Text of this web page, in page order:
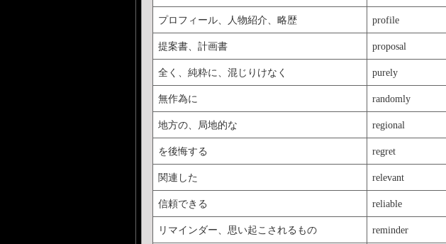
プロフィール、人物紹介、略歴 profile
提案書、計画書 proposal
全く、純粋に、混じりけなく purely
無作為に randomly
地方の、局地的な regional
を後悔する regret
関連した relevant
信頼できる reliable
リマインダー、思い起こされるもの reminder